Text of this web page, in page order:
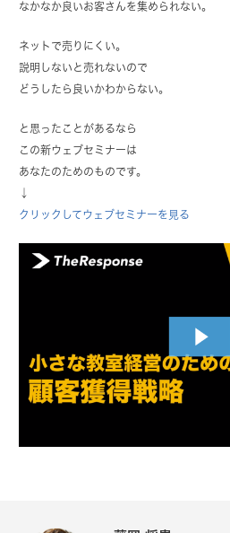
なかなか良いお客さんを集められない。
ネットで売りにくい。
説明しないと売れないので
どうしたら良いかわからない。
と思ったことがあるなら
この新ウェブセミナーは
あなたのためのものです。
↓
クリックしてウェブセミナーを見る